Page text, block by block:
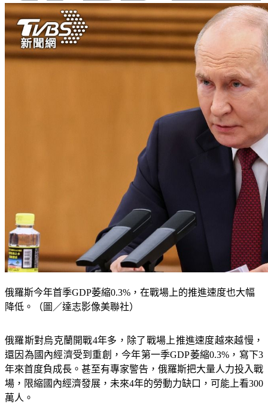
俄羅斯今年首季GDP萎縮0.3%，在戰場上的推進速度也大幅
降低。（圖／達志影像美聯社）
俄羅斯對烏克蘭開戰4年多，除了戰場上推進速度越來越慢，
還因為國內經濟受到重創，今年第一季GDP萎縮0.3%，寫下3
年來首度負成長。甚至有專家警告，俄羅斯把大量人力投入戰
場，限縮國內經濟發展，未來4年的勞動力缺口，可能上看300
萬人。